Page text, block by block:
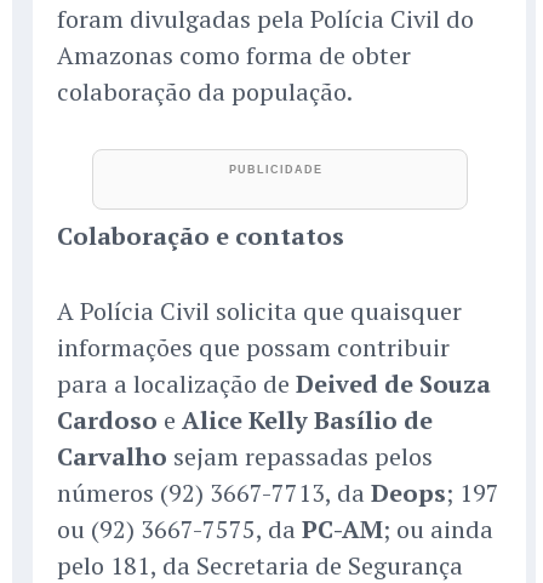
foram divulgadas pela Polícia Civil do
Amazonas como forma de obter
colaboração da população.
Colaboração e contatos
A Polícia Civil solicita que quaisquer
informações que possam contribuir
para a localização de Deived de Souza
Cardoso e Alice Kelly Basílio de
Carvalho sejam repassadas pelos
números (92) 3667-7713, da Deops; 197
ou (92) 3667-7575, da PC-AM; ou ainda
pelo 181, da Secretaria de Segurança